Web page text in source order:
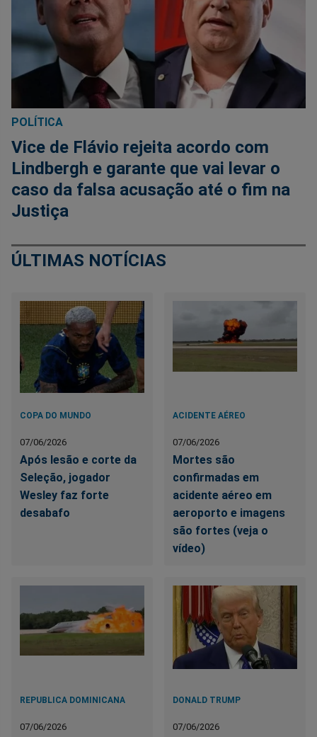
POLÍTICA
Vice de Flávio rejeita acordo com
Lindbergh e garante que vai levar o
caso da falsa acusação até o fim na
Justiça
ÚLTIMAS NOTÍCIAS
COPA DO MUNDO
07/06/2026
Após lesão e corte da
Seleção, jogador
Wesley faz forte
desabafo
ACIDENTE AÉREO
07/06/2026
Mortes são
confirmadas em
acidente aéreo em
aeroporto e imagens
são fortes (veja o
vídeo)
REPUBLICA DOMINICANA
07/06/2026
DONALD TRUMP
07/06/2026